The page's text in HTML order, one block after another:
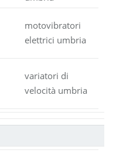
motovibratori
elettrici umbria
variatori di
velocità umbria